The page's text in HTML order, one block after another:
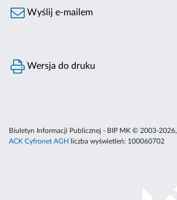
Wyślij e-mailem
Wersja do druku
Biuletyn Informacji Publicznej - BIP MK © 2003-2026,
ACK Cyfronet AGH
liczba wyświetleń: 100060702